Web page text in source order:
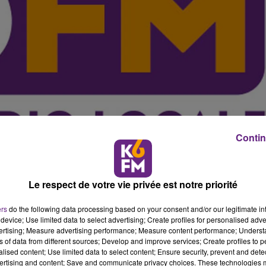
Didier Martin, président de l'office de
pour présenter les deux nouveautés de l'année
de la Chouette.
tourisme de Dijon présidée par Didier Martin, président
Le respect de votre vie privée est notre priorité
do the following data processing based on your consent and/or our legitimate
Use limited data to select advertising; Create profiles for personalised
Measure advertising performance; Measure content performance;
of data from different sources; Develop and improve services; Create profiles to
content; Use limited data to select content; Ensure security, prevent and
and content; Save and communicate privacy choices. These technologies